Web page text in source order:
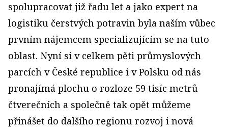
spolupracovat již řadu let a jako expert na
logistiku čerstvých potravin byla naším vůbec
prvním nájemcem specializujícím se na tuto
oblast. Nyní si v celkem pěti průmyslových
parcích v České republice i v Polsku od nás
pronajímá plochu o rozloze 59 tisíc metrů
čtverečních a společně tak opět můžeme
přinášet do dalšího regionu rozvoj i nová